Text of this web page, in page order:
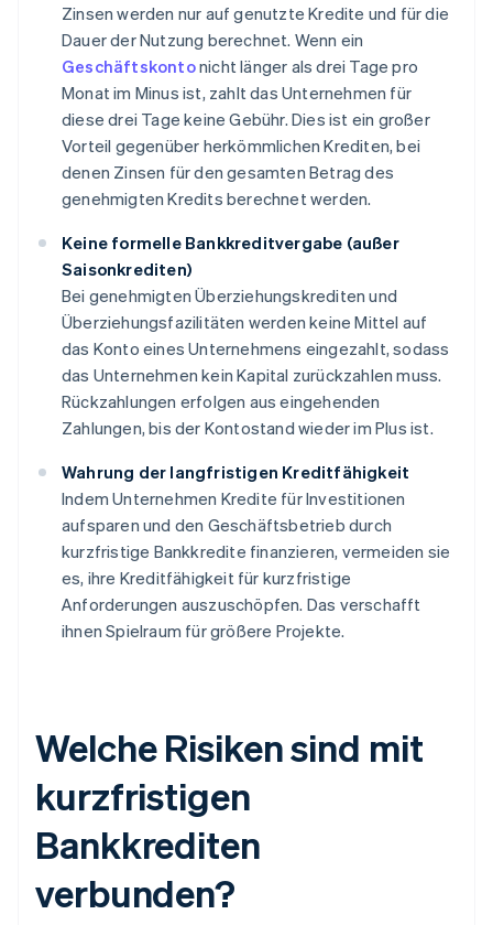
Zinsen werden nur auf genutzte Kredite und für die
Dauer der Nutzung berechnet. Wenn ein
Geschäftskontonicht länger als drei Tage pro
Monat im Minus ist, zahlt das Unternehmen für
diese drei Tage keine Gebühr. Dies ist ein großer
Vorteil gegenüber herkömmlichen Krediten, bei
denen Zinsen für den gesamten Betrag des
genehmigten Kredits berechnet werden.
Keine formelle Bankkreditvergabe (außer
Saisonkrediten)
Bei genehmigten Überziehungskrediten und
Überziehungsfazilitäten werden keine Mittel auf
das Konto eines Unternehmens eingezahlt, sodass
das Unternehmen kein Kapital zurückzahlen muss.
Rückzahlungen erfolgen aus eingehenden
Zahlungen, bis der Kontostand wieder im Plus ist.
Wahrung der langfristigen Kreditfähigkeit
Indem Unternehmen Kredite für Investitionen
aufsparen und den Geschäftsbetrieb durch
kurzfristige Bankkredite finanzieren, vermeiden sie
es, ihre Kreditfähigkeit für kurzfristige
Anforderungen auszuschöpfen. Das verschafft
ihnen Spielraum für größere Projekte.
Welche Risiken sind mit
kurzfristigen
Bankkrediten
verbunden?